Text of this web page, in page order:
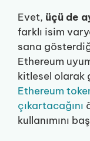
Evet, üçü de
farklı isim
sana
Ethereum
kitlesel olarak
Ethereum
çıkartacağını
kullanımını